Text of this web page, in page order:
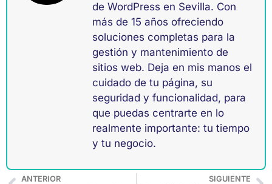
de WordPress en Sevilla. Con
más de 15 años ofreciendo
soluciones completas para la
gestión y mantenimiento de
sitios web. Deja en mis manos el
cuidado de tu página, su
seguridad y funcionalidad, para
que puedas centrarte en lo
realmente importante: tu tiempo
y tu negocio.
ANTERIOR SIGUIENTE